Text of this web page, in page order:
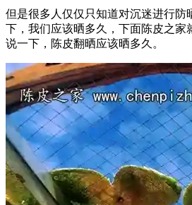
但是很多人仅仅只知道对沉迷进行防
下，我们应该晒多久，下面陈皮之家
说一下，陈皮翻晒应该晒多久。